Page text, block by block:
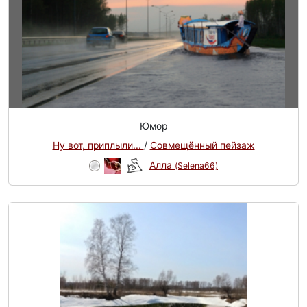
Юмор
Ну вот, приплыли... / Совмещённый пейзаж
Алла (Selena66)